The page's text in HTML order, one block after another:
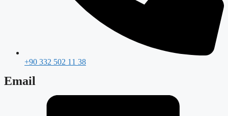
+90 332 502 11 38
Email